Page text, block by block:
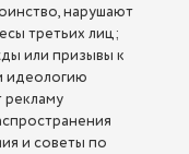
нарушают
третьих лиц;
или призывы к
идеологию
рекламу
и советы по